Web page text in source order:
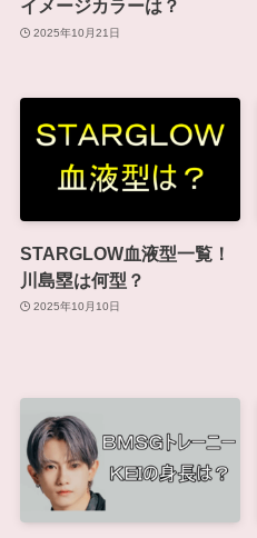
イメージカラーは？
2025年10月21日
STARGLOW血液型一覧！
川島塁は何型？
2025年10月10日